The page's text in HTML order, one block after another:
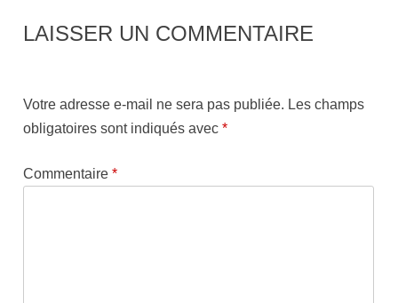
LAISSER UN COMMENTAIRE
Votre adresse e-mail ne sera pas publiée. Les champs
obligatoires sont indiqués avec*
Commentaire*